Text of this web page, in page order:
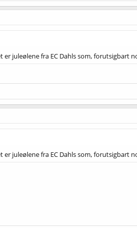
juleølene fra EC Dahls som, forutsigbart
juleølene fra EC Dahls som, forutsigbart